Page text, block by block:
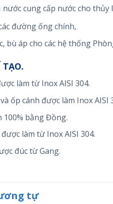
nước cung cấp nước cho
đường ống chính,
bù áp cho các hệ thống
TẠO.
làm từ Inox AISI 304.
ốp cánh được làm Inox AISI
100% bằng Đồng.
làm từ Inox AISI 304.
đúc từ Gang.
tự